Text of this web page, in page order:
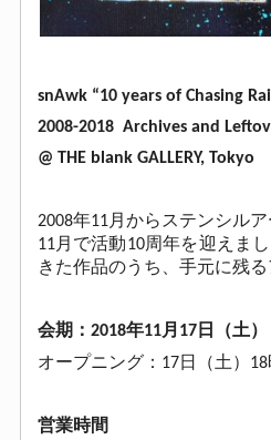
snAwk “10 years of Chasing
2008-2018 Archives and
@ THE blank GALLERY, Tokyo
2008年11月からステンシル
11月で活動10周年を迎えま
きた作品のうち、手元に残
会期：2018年11月17日（土）
オープニング：17日（土）
営業時間